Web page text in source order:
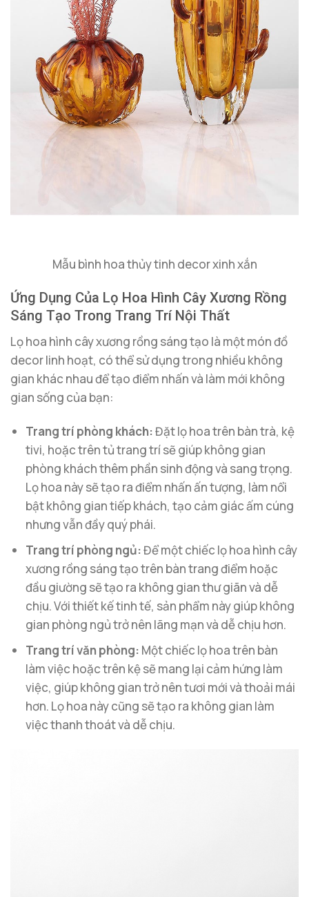
Mẫu bình hoa thủy tinh decor xinh xắn
Ứng Dụng Của Lọ Hoa Hình Cây Xương Rồng
Sáng Tạo Trong Trang Trí Nội Thất
Lọ hoa hình cây xương rồng sáng tạo là một món đồ
decor linh hoạt, có thể sử dụng trong nhiều không
gian khác nhau để tạo điểm nhấn và làm mới không
gian sống của bạn:
Trang trí phòng khách:Đặt lọ hoa trên bàn trà, kệ
tivi, hoặc trên tủ trang trí sẽ giúp không gian
phòng khách thêm phần sinh động và sang trọng.
Lọ hoa này sẽ tạo ra điểm nhấn ấn tượng, làm nổi
bật không gian tiếp khách, tạo cảm giác ấm cúng
nhưng vẫn đầy quý phái.
Trang trí phòng ngủ:Để một chiếc lọ hoa hình cây
xương rồng sáng tạo trên bàn trang điểm hoặc
đầu giường sẽ tạo ra không gian thư giãn và dễ
chịu. Với thiết kế tinh tế, sản phẩm này giúp không
gian phòng ngủ trở nên lãng mạn và dễ chịu hơn.
Trang trí văn phòng: Một chiếc lọ hoa trên bàn
làm việc hoặc trên kệ sẽ mang lại cảm hứng làm
việc, giúp không gian trở nên tươi mới và thoải mái
hơn. Lọ hoa này cũng sẽ tạo ra không gian làm
việc thanh thoát và dễ chịu.